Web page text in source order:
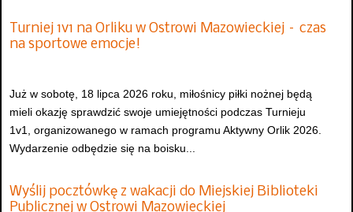
Turniej 1v1 na Orliku w Ostrowi Mazowieckiej – czas
na sportowe emocje!
Już w sobotę, 18 lipca 2026 roku, miłośnicy piłki nożnej będą
mieli okazję sprawdzić swoje umiejętności podczas Turnieju
1v1, organizowanego w ramach programu Aktywny Orlik 2026.
Wydarzenie odbędzie się na boisku...
Wyślij pocztówkę z wakacji do Miejskiej Biblioteki
Publicznej w Ostrowi Mazowieckiej